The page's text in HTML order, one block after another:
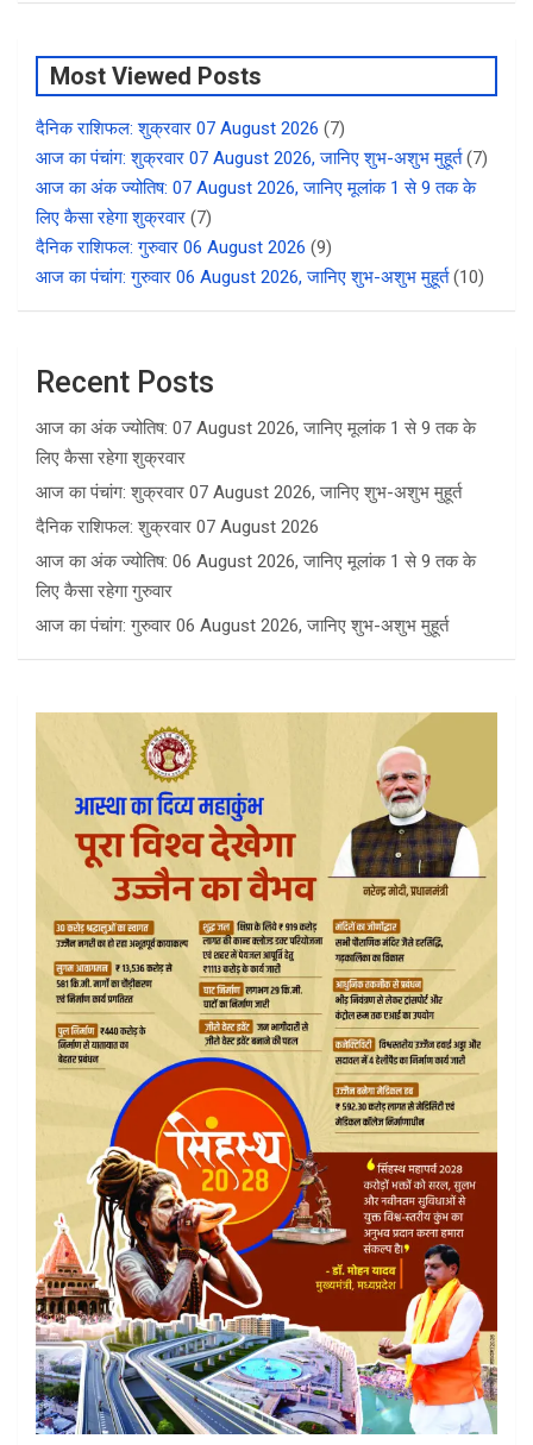
Most Viewed Posts
दैनिक राशिफल: शुक्रवार 07 August 2026 (7)
आज का पंचांग: शुक्रवार 07 August 2026, जानिए शुभ-अशुभ मुहूर्त (7)
आज का अंक ज्योतिष: 07 August 2026, जानिए मूलांक 1 से 9 तक के
लिए कैसा रहेगा शुक्रवार (7)
दैनिक राशिफल: गुरुवार 06 August 2026 (9)
आज का पंचांग: गुरुवार 06 August 2026, जानिए शुभ-अशुभ मुहूर्त (10)
Recent Posts
आज का अंक ज्योतिष: 07 August 2026, जानिए मूलांक 1 से 9 तक के
लिए कैसा रहेगा शुक्रवार
आज का पंचांग: शुक्रवार 07 August 2026, जानिए शुभ-अशुभ मुहूर्त
दैनिक राशिफल: शुक्रवार 07 August 2026
आज का अंक ज्योतिष: 06 August 2026, जानिए मूलांक 1 से 9 तक के
लिए कैसा रहेगा गुरुवार
आज का पंचांग: गुरुवार 06 August 2026, जानिए शुभ-अशुभ मुहूर्त